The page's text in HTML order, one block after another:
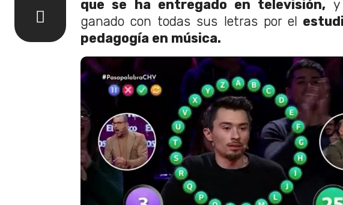
que se ha entregado en televisión,
ganado con todas sus letras por el
pedagogía en música.